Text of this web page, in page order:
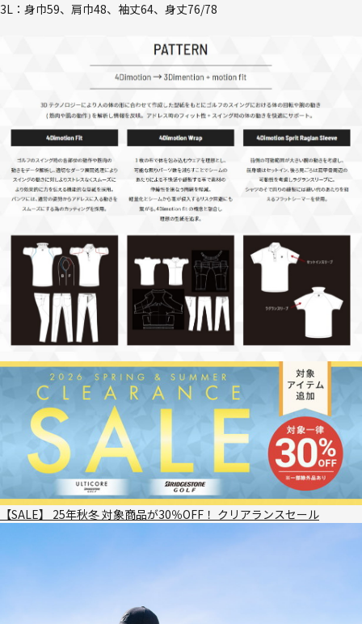
3L：身巾59、肩巾48、袖丈64、身丈76/78
【SALE】 25年秋冬 対象商品が30％OFF！ クリアランスセール